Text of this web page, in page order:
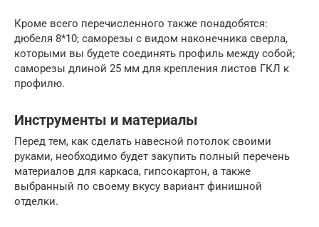
Кроме всего перечисленного также понадобятся:
дюбеля 8*10; саморезы с видом наконечника сверла,
которыми вы будете соединять профиль между собой;
саморезы длиной 25 мм для крепления листов ГКЛ к
профилю.
Инструменты и материалы
Перед тем, как сделать навесной потолок своими
руками, необходимо будет закупить полный перечень
материалов для каркаса, гипсокартон, а также
выбранный по своему вкусу вариант финишной
отделки.